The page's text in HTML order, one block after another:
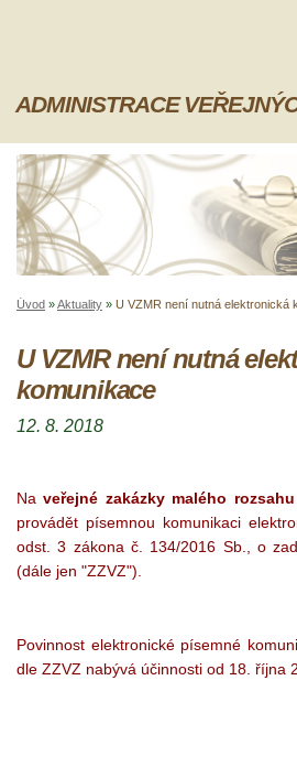
ADMINISTRACE
Úvod »Aktuality » U VZMR není nutná elektronická
U VZMR není nutná
komunikace
12. 8. 2018
Naveřejné zakázky malého rozsahu
provádět písemnou komunikaci
odst. 3 zákona č. 134/2016 Sb., o
(dále jen "ZZVZ").
Povinnost elektronické písemné
dle ZZVZ nabývá účinnosti od 18. října